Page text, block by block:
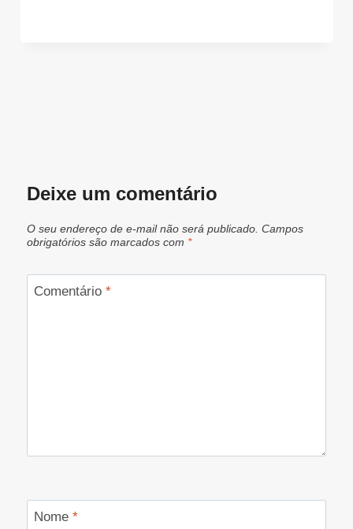
Deixe um comentário
O seu endereço de e-mail não será publicado. Campos
obrigatórios são marcados com *
Comentário *
Nome *